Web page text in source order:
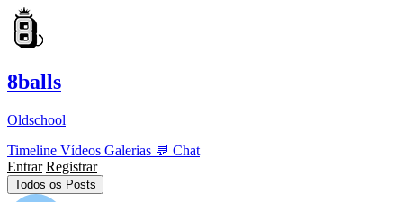
8balls
Oldschool
Timeline Vídeos Galerias 💬 Chat
Entrar Registrar
Todos os Posts